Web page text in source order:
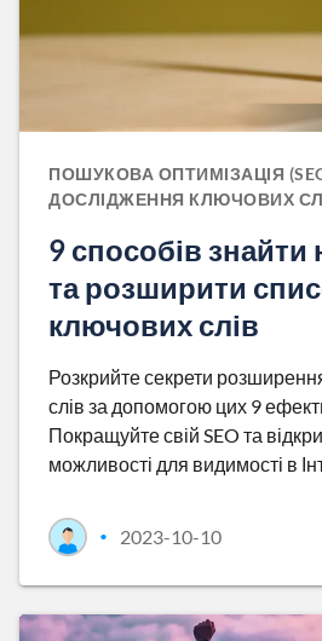
ПОШУКОВА ОПТИМІЗАЦІЯ
ДОСЛІДЖЕННЯ КЛЮЧОВИХ
9 способів знайти
та розширити
ключових слів
Розкрийте секрети
слів за допомогою цих 9
Покращуйте свій SEO та
можливості для видимості в
• 2023-10-10